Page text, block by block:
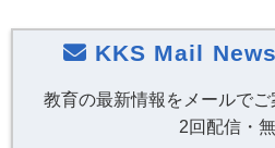
KKS Mail
教育の最新情報をメールで
2回配信・無